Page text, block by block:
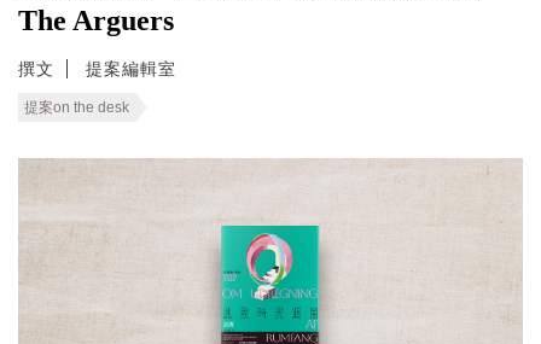
The Arguers
撰文 提案編輯室
提案on the desk